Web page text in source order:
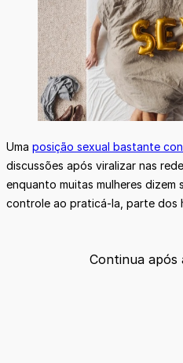
Uma posição sexual bastante
discussões após viralizar nas
enquanto muitas mulheres dizem
controle ao praticá-la, parte dos
Continua após